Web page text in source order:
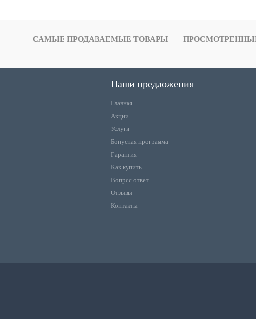
САМЫЕ ПРОДАВАЕМЫЕ ТОВАРЫ
Наши предложения
Главная
Акции
Услуги
Бонусная программа
Гарантия
Как купить
Вопрос ответ
Отзывы
Контакты